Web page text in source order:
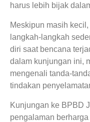
harus lebih bijak
Meskipun masih
langkah-langkah
diri saat bencana
dalam kunjungan ini,
mengenali tanda-
tindakan
Kunjungan ke BPBD
pengalaman